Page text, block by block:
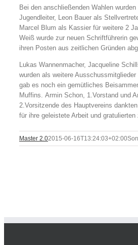
Bei den anschließenden Wahlen
Jugendleiter, Leon Bauer als
Marcel Blum als Kassier für weitere 2
Weiß wurde zur neuen Schriftführerin
ihren Posten aus zeitlichen Gründen
Lukas Wannenmacher, Jacqueline
wurden als weitere
gab es noch ein gemütliches
Muffins. Armin Schon, 1.Vorstand und
2.Vorsitzende des Hauptvereins
für ihre geleistete Arbeit und gratulierten
Master 2.02015-06-16T13:24:03+02:00